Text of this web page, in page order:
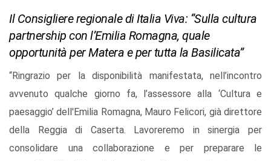
Il Consigliere regionale di Italia Viva: “Sulla cultura
partnership con l’Emilia Romagna, quale
opportunità per Matera e per tutta la Basilicata”
“Ringrazio per la disponibilità manifestata, nell’incontro
avvenuto qualche giorno fa, l’assessore alla ‘Cultura e
paesaggio’ dell'Emilia Romagna, Mauro Felicori, già direttore
della Reggia di Caserta. Lavoreremo in sinergia per
consolidare una collaborazione e per preparare le